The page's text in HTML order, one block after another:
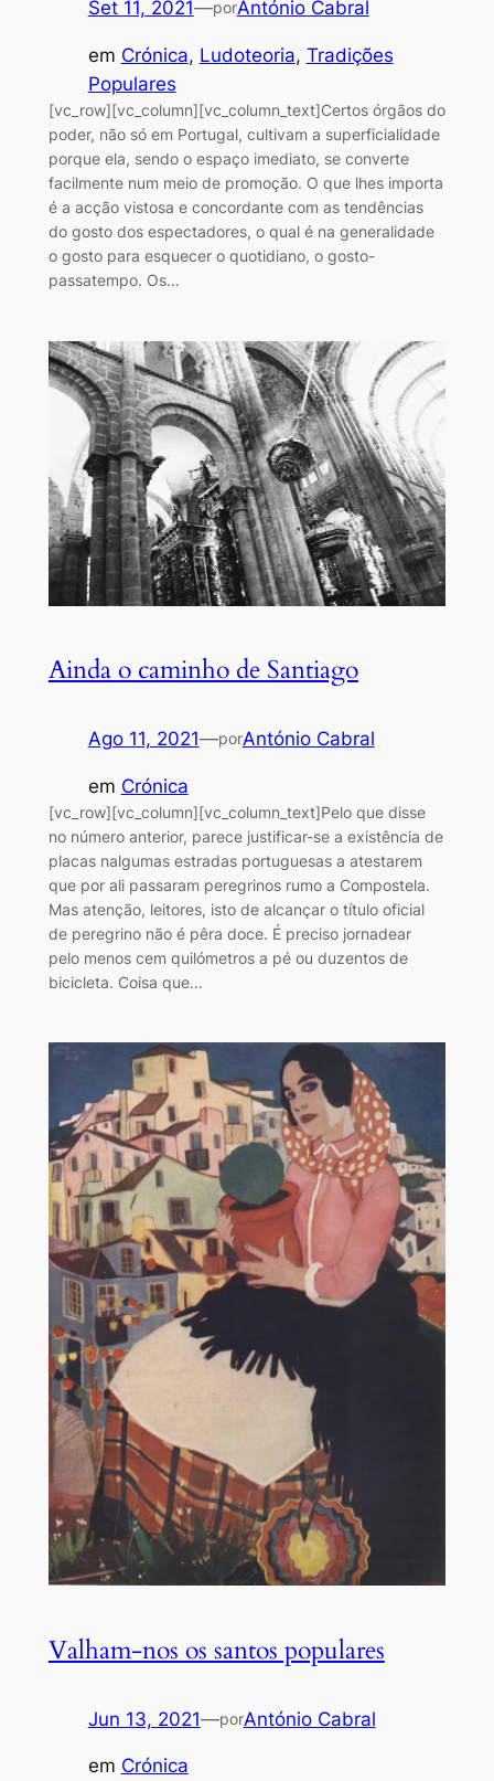
Set 11, 2021—porAntónio Cabral
em Crónica, Ludoteoria, Tradições
Populares
[vc_row][vc_column][vc_column_text]Certos órgãos do
poder, não só em Portugal, cultivam a superficialidade
porque ela, sendo o espaço imediato, se converte
facilmente num meio de promoção. O que lhes importa
é a acção vistosa e concordante com as tendências
do gosto dos espectadores, o qual é na generalidade
o gosto para esquecer o quotidiano, o gosto-
passatempo. Os…
Ainda o caminho de Santiago
Ago 11, 2021—porAntónio Cabral
em Crónica
[vc_row][vc_column][vc_column_text]Pelo que disse
no número anterior, parece justificar-se a existência de
placas nalgumas estradas portuguesas a atestarem
que por ali passaram peregrinos rumo a Compostela.
Mas atenção, leitores, isto de alcançar o título oficial
de peregrino não é pêra doce. É preciso jornadear
pelo menos cem quilómetros a pé ou duzentos de
bicicleta. Coisa que…
Valham-nos os santos populares
Jun 13, 2021—porAntónio Cabral
em Crónica